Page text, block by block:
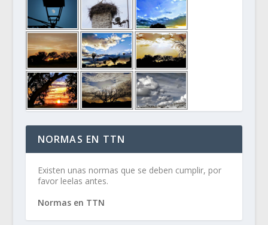
NORMAS EN TTN
Existen unas normas que se deben cumplir, por
favor leelas antes.
Normas en TTN